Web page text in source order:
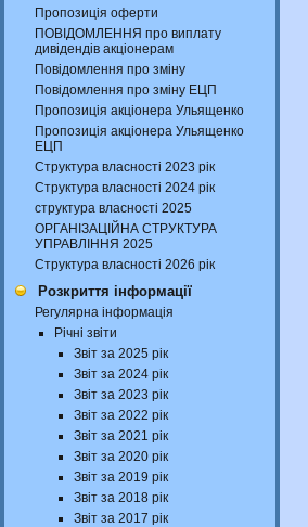
Пропозиція оферти
ПОВІДОМЛЕННЯ про виплату
дивідендів акціонерам
Повідомлення про зміну
Повідомлення про зміну ЕЦП
Пропозиція акціонера Ульященко
Пропозиція акціонера Ульященко
ЕЦП
Структура власності 2023 рік
Структура власності 2024 рік
структура власності 2025
ОРГАНІЗАЦІЙНА СТРУКТУРА
УПРАВЛІННЯ 2025
Структура власності 2026 рік
Розкриття інформації
Регулярна інформація
Річні звіти
Звіт за 2025 рік
Звіт за 2024 рік
Звіт за 2023 рік
Звіт за 2022 рік
Звіт за 2021 рік
Звіт за 2020 рік
Звіт за 2019 рік
Звіт за 2018 рік
Звіт за 2017 рік